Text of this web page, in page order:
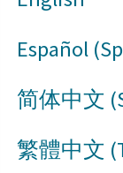
Español
简体中文
繁體中文​